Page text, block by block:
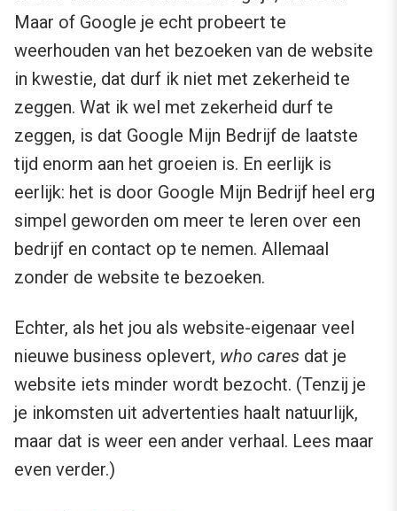
Maar of Google je echt probeert te
weerhouden van het bezoeken van de website
in kwestie, dat durf ik niet met zekerheid te
zeggen. Wat ik wel met zekerheid durf te
zeggen, is dat Google Mijn Bedrijf de laatste
tijd enorm aan het groeien is. En eerlijk is
eerlijk: het is door Google Mijn Bedrijf heel erg
simpel geworden om meer te leren over een
bedrijf en contact op te nemen. Allemaal
zonder de website te bezoeken.
Echter, als het jou als website-eigenaar veel
nieuwe business oplevert, who cares dat je
website iets minder wordt bezocht. (Tenzij je
je inkomsten uit advertenties haalt natuurlijk,
maar dat is weer een ander verhaal. Lees maar
even verder.)